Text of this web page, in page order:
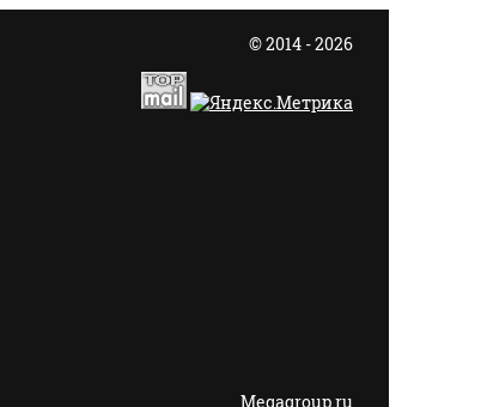
© 2014 - 2026
Megagroup.ru